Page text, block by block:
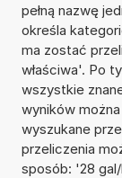
pełną nazwę
określa
ma zostać
właściwa'. Po
wszystkie
wyników
wyszukane
przeliczenia
sposób: '28